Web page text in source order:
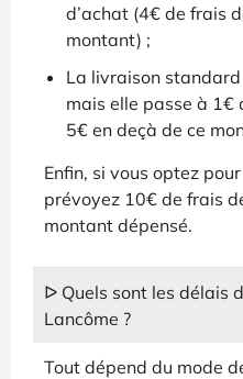
d’achat (4€ de frais
montant) ;
La livraison
mais elle passe à 1€
5€ en deçà de ce
Enfin, si vous optez
prévoyez 10€ de frais
montant dépensé.
ᐅ Quels sont les délais
Lancôme ?
Tout dépend du mode